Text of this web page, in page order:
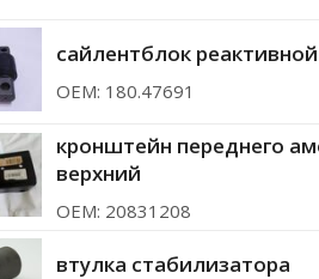
сайлентблок реактивной
ОЕМ: 180.47691
кронштейн переднего
верхний
ОЕМ: 20831208
втулка стабилизатора